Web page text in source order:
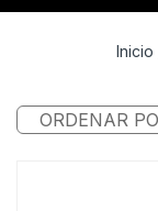
Inicio